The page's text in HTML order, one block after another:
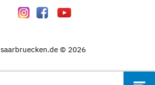
saarbruecken.de © 2026